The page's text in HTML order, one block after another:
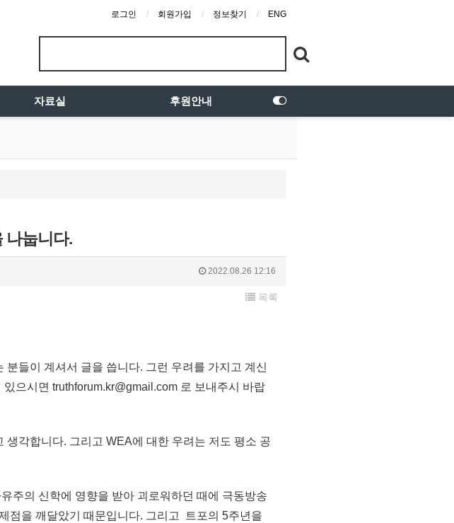
로그인 회원가입 정보찾기 ENG
자료실 후원안내
나눕니다.
2022.08.26 12:16
목록
들이 계셔서 글을 씁니다. 그런 우려를 가지고 계신
으시면 truthforum.kr@gmail.com 로 보내주시 바랍
각합니다. 그리고 WEA에 대한 우려는 저도 평소 공
주의 신학에 영향을 받아 괴로워하던 때에 극동방송
점을 깨달았기 때문입니다. 그리고 트포의 5주년을